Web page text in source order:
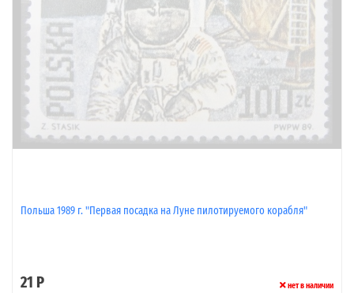
Польша 1989 г. "Первая посадка на Луне пилотируемого корабля"
21 Р нет в наличии